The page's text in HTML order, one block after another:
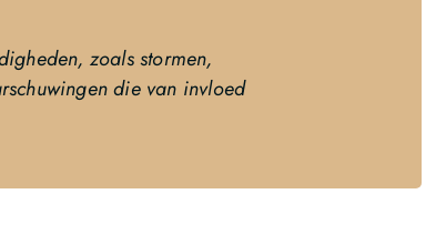
zoals stormen,
die van invloed